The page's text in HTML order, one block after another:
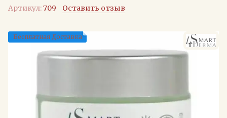
Артикул:709 Оставить отзыв
Бесплатная Доставка